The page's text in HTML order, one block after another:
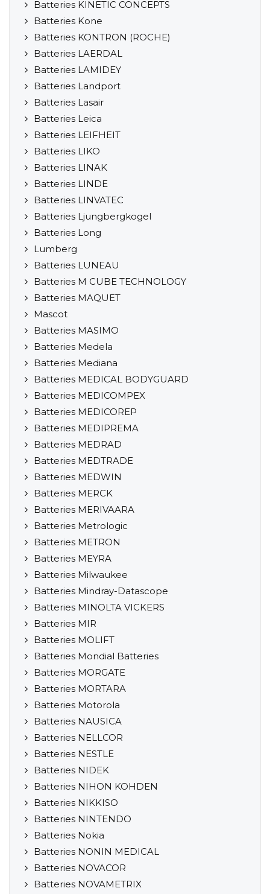
Batteries KINETIC CONCEPTS
Batteries Kone
Batteries KONTRON (ROCHE)
Batteries LAERDAL
Batteries LAMIDEY
Batteries Landport
Batteries Lasair
Batteries Leica
Batteries LEIFHEIT
Batteries LIKO
Batteries LINAK
Batteries LINDE
Batteries LINVATEC
Batteries Ljungbergkogel
Batteries Long
Lumberg
Batteries LUNEAU
Batteries M CUBE TECHNOLOGY
Batteries MAQUET
Mascot
Batteries MASIMO
Batteries Medela
Batteries Mediana
Batteries MEDICAL BODYGUARD
Batteries MEDICOMPEX
Batteries MEDICOREP
Batteries MEDIPREMA
Batteries MEDRAD
Batteries MEDTRADE
Batteries MEDWIN
Batteries MERCK
Batteries MERIVAARA
Batteries Metrologic
Batteries METRON
Batteries MEYRA
Batteries Milwaukee
Batteries Mindray-Datascope
Batteries MINOLTA VICKERS
Batteries MIR
Batteries MOLIFT
Batteries Mondial Batteries
Batteries MORGATE
Batteries MORTARA
Batteries Motorola
Batteries NAUSICA
Batteries NELLCOR
Batteries NESTLE
Batteries NIDEK
Batteries NIHON KOHDEN
Batteries NIKKISO
Batteries NINTENDO
Batteries Nokia
Batteries NONIN MEDICAL
Batteries NOVACOR
Batteries NOVAMETRIX